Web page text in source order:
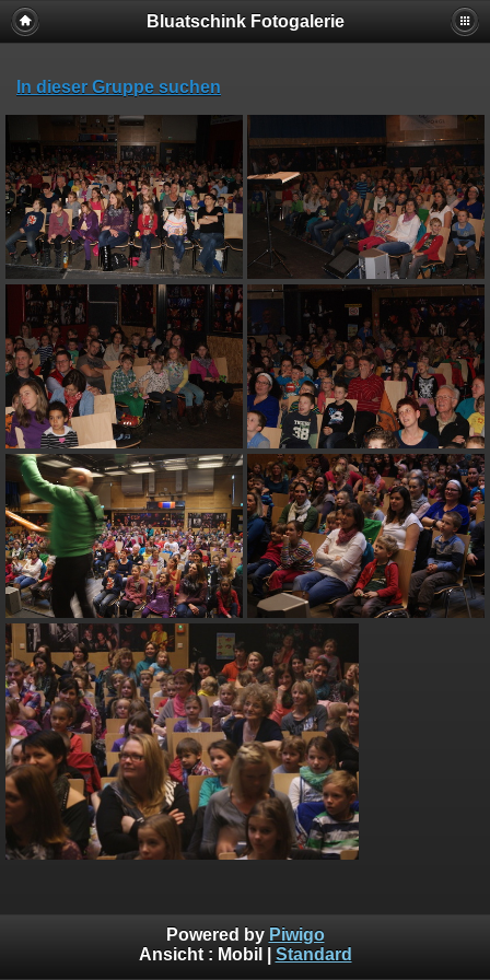
Bluatschink Fotogalerie
In dieser Gruppe suchen
Powered by Piwigo
Ansicht : Mobil Standard